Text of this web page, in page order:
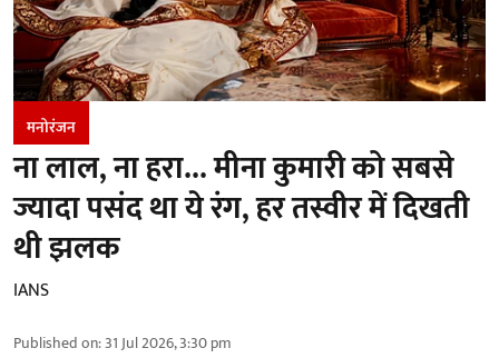
मनोरंजन
ना लाल, ना हरा... मीना कुमारी को सबसे
ज्यादा पसंद था ये रंग, हर तस्वीर में दिखती
थी झलक
IANS
Published on:31 Jul 2026, 3:30 pm